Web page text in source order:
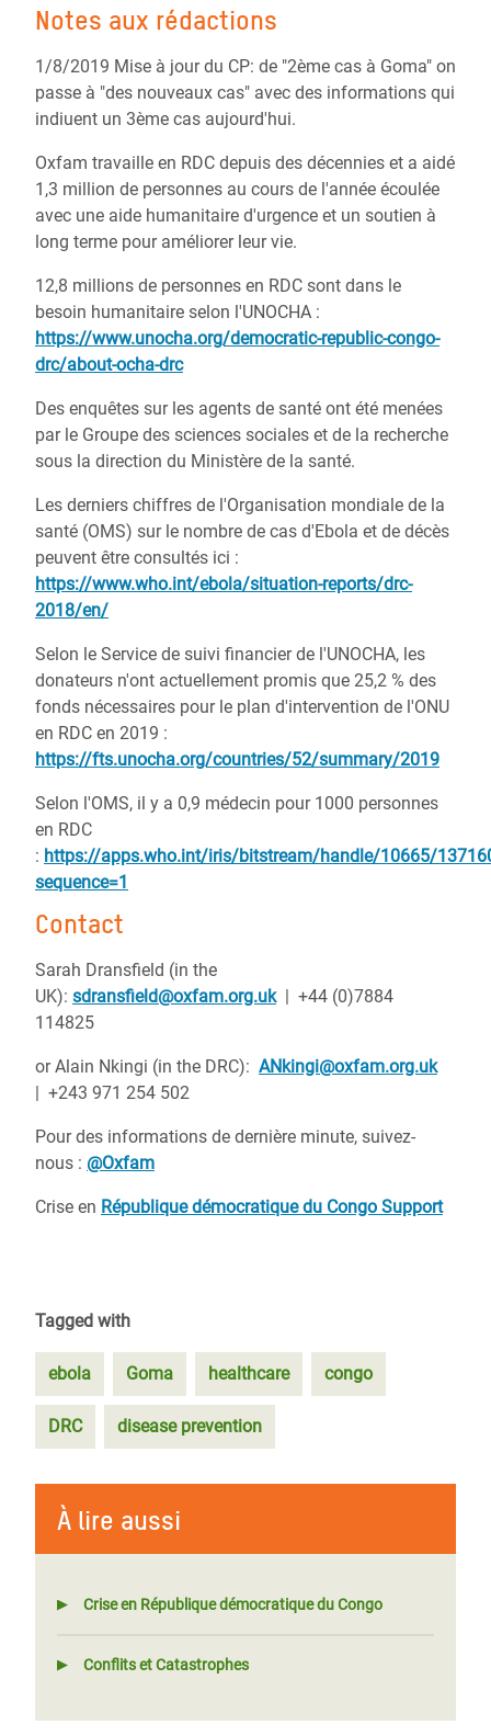
Notes aux rédactions
1/8/2019 Mise à jour du CP: de "2ème cas à Goma" on
passe à "des nouveaux cas" avec des informations qui
indiuent un 3ème cas aujourd'hui.
Oxfam travaille en RDC depuis des décennies et a aidé
1,3 million de personnes au cours de l'année écoulée
avec une aide humanitaire d'urgence et un soutien à
long terme pour améliorer leur vie.
12,8 millions de personnes en RDC sont dans le
besoin humanitaire selon l'UNOCHA :
https://www.unocha.org/democratic-republic-congo-
drc/about-ocha-drc
Des enquêtes sur les agents de santé ont été menées
par le Groupe des sciences sociales et de la recherche
sous la direction du Ministère de la santé.
Les derniers chiffres de l'Organisation mondiale de la
santé (OMS) sur le nombre de cas d'Ebola et de décès
peuvent être consultés ici :
https://www.who.int/ebola/situation-reports/drc-
2018/en/
Selon le Service de suivi financier de l'UNOCHA, les
donateurs n'ont actuellement promis que 25,2 % des
fonds nécessaires pour le plan d'intervention de l'ONU
en RDC en 2019 :
https://fts.unocha.org/countries/52/summary/2019
Selon l'OMS, il y a 0,9 médecin pour 1000 personnes
en RDC
: https://apps.who.int/iris/bitstream/handle/10665/
sequence=1
Contact
Sarah Dransfield (in the
UK): sdransfield@oxfam.org.uk| +44 (0)7884
114825
or Alain Nkingi (in the DRC): ANkingi@oxfam.org.uk
| +243 971 254 502
Pour des informations de dernière minute, suivez-
nous : @Oxfam
Crise en République démocratique du Congo Support
Tagged with
ebola Goma healthcare congo
DRC disease prevention
À lire aussi
Crise en République démocratique du Congo
Conflits et Catastrophes